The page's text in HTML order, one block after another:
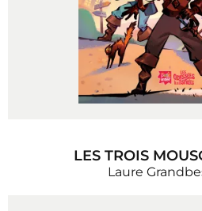
LES TROIS
Laure